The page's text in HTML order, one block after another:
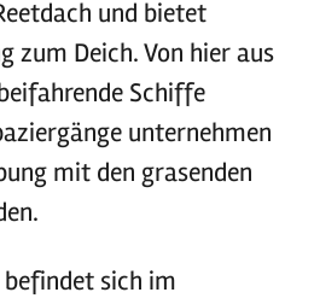
und bietet
zum Deich. Von hier aus
Schiffe
unternehmen
mit den grasenden
sich im